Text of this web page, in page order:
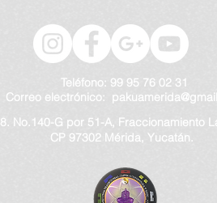
Teléfono: 99 95 76 02 31
Correo electrónico: pakuamerida@gmail
No.140-G por 51-A, Fraccionamiento
CP 97302 Mérida, Yucatán.